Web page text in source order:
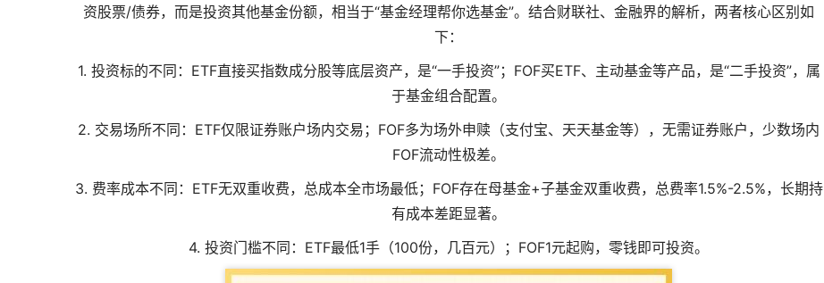
资股票/债券，而是投资其他基金份额，相当于“基金经理帮你选基金”。结合财联社、金融界的解析，两者核心区别如
下：
1. 投资标的不同：ETF直接买指数成分股等底层资产，是“一手投资”；FOF买ETF、主动基金等产品，是“二手投资”，属
于基金组合配置。
2. 交易场所不同：ETF仅限证券账户场内交易；FOF多为场外申赎（支付宝、天天基金等），无需证券账户，少数场内
FOF流动性极差。
3. 费率成本不同：ETF无双重收费，总成本全市场最低；FOF存在母基金+子基金双重收费，总费率1.5%-2.5%，长期持
有成本差距显著。
4. 投资门槛不同：ETF最低1手（100份，几百元）；FOF1元起购，零钱即可投资。